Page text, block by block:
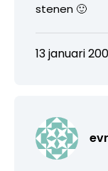
stenen 🙂
13 januari